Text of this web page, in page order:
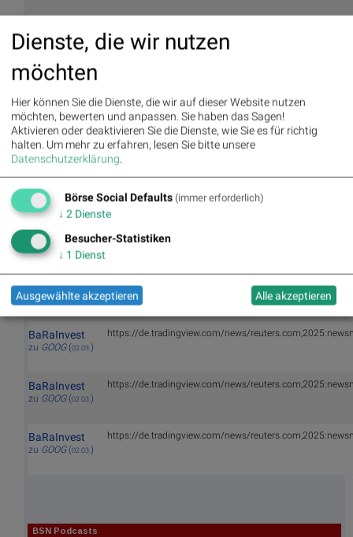
zuMSFT(03.03.
starken Gewinn von 67,6 % realisiert.
BaRaInvest
BaRaInvest
zu MSFT (02.03.)
https://de.tradingview.com/news/
BaRaInvest
zuMSFT( 02.03.)
https://de.tradingview.com/news/
BaRaInvest
zu MSFT( )
https://de.tradingview.com/news/
trading4living
zuMSFT(02.03. )
Die halbe Position wird verkauft.
BaRaInvest
zu GOOG(02.03.)
https://de.tradingview.com/news/
BaRaInvest
zu GOOG(02.03.)
https://de.tradingview.com/news/
BaRaInvest
zu GOOG(02.03.)
https://de.tradingview.com/news/
BSN Podcasts
Dienste, die wir nutzen
möchten
Hier können Sie die Dienste, die wir auf dieser Website nutzen
möchten, bewerten und anpassen. Sie haben das Sagen!
Aktivieren oder deaktivieren Sie die Dienste, wie Sie es für richtig
halten. Um mehr zu erfahren, lesen Sie bitte unsere
Datenschutzerklärung.
Börse Social Defaults (immer erforderlich)
↓ 2 Dienste
Besucher-Statistiken
↓ 1 Dienst
Ausgewählte akzeptieren Alle akzeptieren